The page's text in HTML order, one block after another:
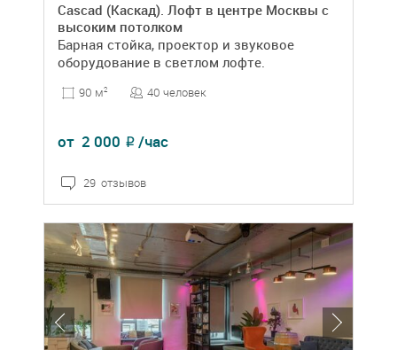
Cascad (Каскад). Лофт в центре Москвы с
высоким потолком
Барная стойка, проектор и звуковое
оборудование в светлом лофте.
90 м2 40 человек
от 2 000 ₽ /час
29 отзывов